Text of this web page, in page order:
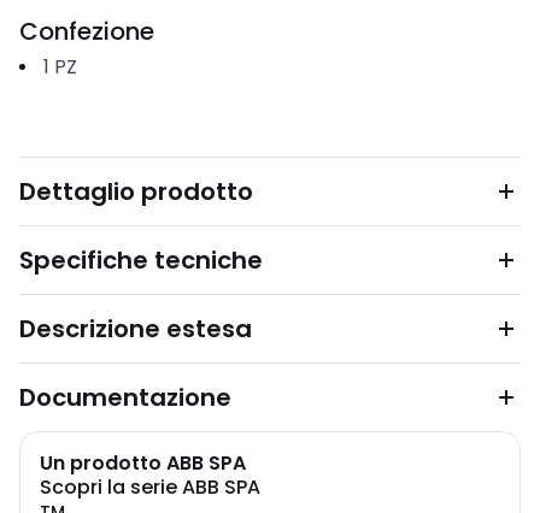
Confezione
1 PZ
Dettaglio prodotto
Specifiche tecniche
Descrizione estesa
Documentazione
Un prodotto ABB SPA
Scopri la serie ABB SPA